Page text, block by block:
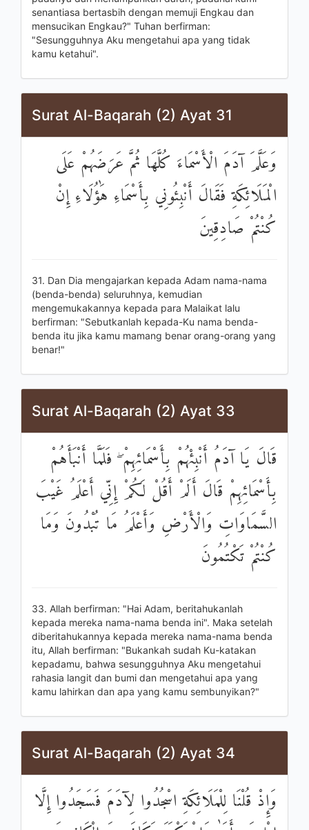
senantiasa bertasbih dengan memuji Engkau dan
mensucikan Engkau?" Tuhan berfirman:
"Sesungguhnya Aku mengetahui apa yang tidak
kamu ketahui".
Surat Al-Baqarah (2) Ayat 31
وَعَلَّمَ آدَمَ الْأَسْمَاءَ كُلَّهَا ثُمَّ عَرَضَهُمْ عَلَى
الْمَلَائِكَةِ فَقَالَ أَنْبِئُونِي بِأَسْمَاءِ هَٰؤُلَاءِ إِنْ
كُنْتُمْ صَادِقِينَ
31. Dan Dia mengajarkan kepada Adam nama-nama
(benda-benda) seluruhnya, kemudian
mengemukakannya kepada para Malaikat lalu
berfirman: "Sebutkanlah kepada-Ku nama benda-
benda itu jika kamu mamang benar orang-orang yang
benar!"
Surat Al-Baqarah (2) Ayat 33
قَالَ يَا آدَمُ أَنْبِئْهُمْ بِأَسْمَائِهِمْ ۖ فَلَمَّا أَنْبَأَهُمْ
بِأَسْمَائِهِمْ قَالَ أَلَمْ أَقُلْ لَكُمْ إِنِّي أَعْلَمُ غَيْبَ
السَّمَاوَاتِ وَالْأَرْضِ وَأَعْلَمُ مَا تُبْدُونَ وَمَا
كُنْتُمْ تَكْتُمُونَ
33. Allah berfirman: "Hai Adam, beritahukanlah
kepada mereka nama-nama benda ini". Maka setelah
diberitahukannya kepada mereka nama-nama benda
itu, Allah berfirman: "Bukankah sudah Ku-katakan
kepadamu, bahwa sesungguhnya Aku mengetahui
rahasia langit dan bumi dan mengetahui apa yang
kamu lahirkan dan apa yang kamu sembunyikan?"
Surat Al-Baqarah (2) Ayat 34
وَإِذْ قُلْنَا لِلْمَلَائِكَةِ اسْجُدُوا لِآدَمَ فَسَجَدُوا إِلَّا